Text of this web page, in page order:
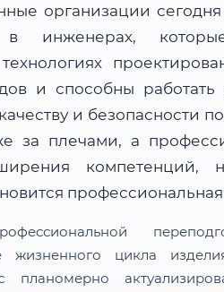
организации
в инженерах,
и способны работать
и безопасности
за плечами, а
компетенций,
профессиональная
жизненного цикла
планомерно